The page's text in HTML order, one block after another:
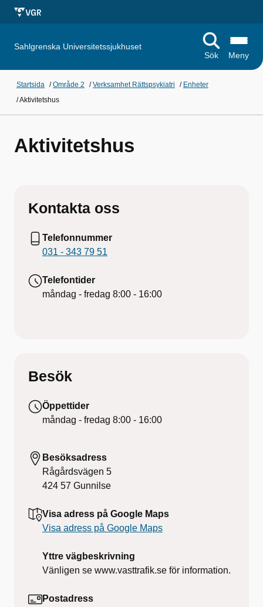
Sahlgrenska Universitetssjukhuset
Sök
Meny
Startsida /Område 2 /Verksamhet Rättspsykiatri / Enheter
/Aktivitetshus
Aktivitetshus
Kontakta oss
Telefonnummer
031 - 343 79 51
Telefontider
måndag - fredag 8:00 - 16:00
Besök
Öppettider
måndag - fredag 8:00 - 16:00
Besöksadress
Rågårdsvägen 5
424 57 Gunnilse
Visa adress på Google Maps
Visa adress på Google Maps
Yttre vägbeskrivning
Vänligen se www.vasttrafik.se för information.
Postadress